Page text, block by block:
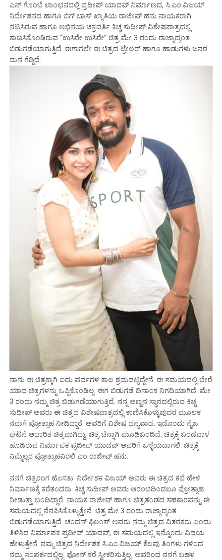
ಎನ್ ಗೊಂಬೆ ಲಾಂಛನದಲ್ಲಿ ಪ್ರದೀಪ್ ಯಾದವ್ ನಿರ್ಮಾಣದ, ಸಿ.ಎಂ.ವಿಜಯ್
ನಿರ್ದೇಶನದ ಹಾಗೂ ಬಿಗ್ ಬಾಸ್ ಖ್ಯಾತಿಯ ರಾಜೀವ್ ಹನು ನಾಯಕರಾಗಿ
ನಟಿಸಿರುವ ಹಾಗೂ ಅಭಿನಯ ಚಕ್ರವರ್ತಿ ಕಿಚ್ಚ ಸುದೀಪ್ ವಿಶೇಷಪಾತ್ರದಲ್ಲಿ
ಕಾಣಸಿಕೊಂಡಿರುವ “ಉಸಿರೇ ಉಸಿರೇ” ಚಿತ್ರ ಮೇ 3 ರಂದು ರಾಜ್ಯಾದ್ಯಂತ
ಬಿಡುಗಡೆಯಾಗುತ್ತಿದೆ. ಈಗಾಗಲೇ ಈ ಚಿತ್ರದ ಟ್ರೇಲರ್ ಹಾಗೂ ಹಾಡುಗಳು ಜನರ
ಮನ ಗೆದ್ದಿದೆ.
ನಾನು ಈ ಚಿತ್ರಕ್ಕಾಗಿ ಐದು ವರ್ಷಗಳ ಕಾಲ ಶ್ರಮಪಟ್ಟಿದ್ದೇನೆ. ಈ ಸಮಯದಲ್ಲಿ ಬೇರೆ
ಯಾವ ಚಿತ್ರಗಳನ್ನು ಒಪ್ಪಿಕೊಂಡಿಲ್ಲ. ಈಗ ಬಿಡುಗಡೆ ದಿನಾಂಕ ನಿಗದಿಯಾಗಿದೆ. ಮೇ
3 ರಂದು ನಮ್ಮ ಚಿತ್ರ ಬಿಡುಗಡೆಯಾಗುತ್ತಿದೆ. ನನ್ನ ಅಣ್ಣನ ಸ್ಥಾನದಲ್ಲಿರುವ ಕಿಚ್ಚ
ಸುದೀಪ್ ಅವರು ಈ ಚಿತ್ರದ ವಿಶೇಷಪಾತ್ರದಲ್ಲಿ ಕಾಣಿಸಿಕೊಳ್ಳುವುದರ ಮೂಲಕ
ನಮಗೆ ಪ್ರೋತ್ಸಾಹ ನೀಡಿದ್ದಾರೆ. ಅವರಿಗೆ ವಿಶೇಷ ಧನ್ಯವಾದ. ಇದೊಂದು ನೈಜ
ಘಟನೆ ಆಧಾರಿತ ಚಿತ್ರವಾಗಿದ್ದು, ಚಿತ್ರ ಚೆನ್ನಾಗಿ ಮೂಡಿಬಂದಿದೆ. ಚಿತ್ರಕ್ಕೆ ಬಂಡವಾಳ
ಹೂಡಿರುವ ನಿರ್ಮಾಪಕ ಪ್ರದೀಪ್ ಯಾದವ್ ಅವರಿಗೆ ಒಳ್ಳೆಯದಾಗಲಿ. ಚಿತ್ರಕ್ಕೆ
ನಿಮ್ಮೆಲ್ಲರ ಪ್ರೋತ್ಸಾಹವಿರಲಿ ಎಂ ರಾಜೀವ್ ಹನು.
ನನಗೆ ಚಿತ್ರರಂಗ ಹೊಸತು. ನಿರ್ದೇಶಕ ವಿಜಯ್ ಅವರು ಈ ಚಿತ್ರದ ಕಥೆ ಹೇಳಿ
ನಿರ್ಮಾಣಕ್ಕೆ ಕರೆತಂದರು. ಕಿಚ್ಚ ಸುದೀಪ್ ಅವರು ಆರಂಭದಿಂದಲೂ ಪ್ರೋತ್ಸಾಹ
ನೀಡುತ್ತಾ ಬಂದಿದ್ದಾರೆ. ನಾಯಕ ರಾಜೀವ್ ಹಾಗೂ ಚಿತ್ರತಂಡದ ಸಹಕಾರವನ್ನು ಈ
ಸಮಯದಲ್ಲಿ ನೆನಪಿಸಿಕೊಳ್ಳುತ್ತೇನೆ. ಚಿತ್ರ ಮೇ 3 ರಂದು ರಾಜ್ಯಾದ್ಯಂತ
ಬಿಡುಗಡೆಯಾಗುತ್ತಿದೆ. ಚಂದನ್ ಫಿಲಂಸ್ ಅವರು ನಮ್ಮ ಚಿತ್ರದ ವಿತರಕರು ಎಂದು
ತಿಳಿಸಿದ ನಿರ್ಮಾಪಕ ಪ್ರದೀಪ್ ಯಾದವ್, ಈ ಸಮಯದಲ್ಲಿ ಇನ್ನೊಂದು ವಿಷಯ
ಹೇಳುತ್ತೇನೆ. ನಮ್ಮ ಚಿತ್ರದ ನಿರ್ದೇಶಕ ಸಿ.ಎಂ.ವಿಜಯ್ ಕೆಲವು ತಿಂಗಳು ಗಳಿಂದ
ನಮ್ಮ ಸಂಪರ್ಕದಲ್ಲಿಲ್ಲ. ಫೋನ್ ಕರೆ ಸ್ವೀಕರಿಸುತ್ತಿಲ್ಲ. ಅವರಿಂದ ನನಗೆ ಬಹಳ